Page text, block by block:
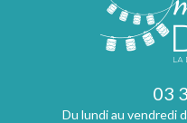
03
Du lundi au vendredi